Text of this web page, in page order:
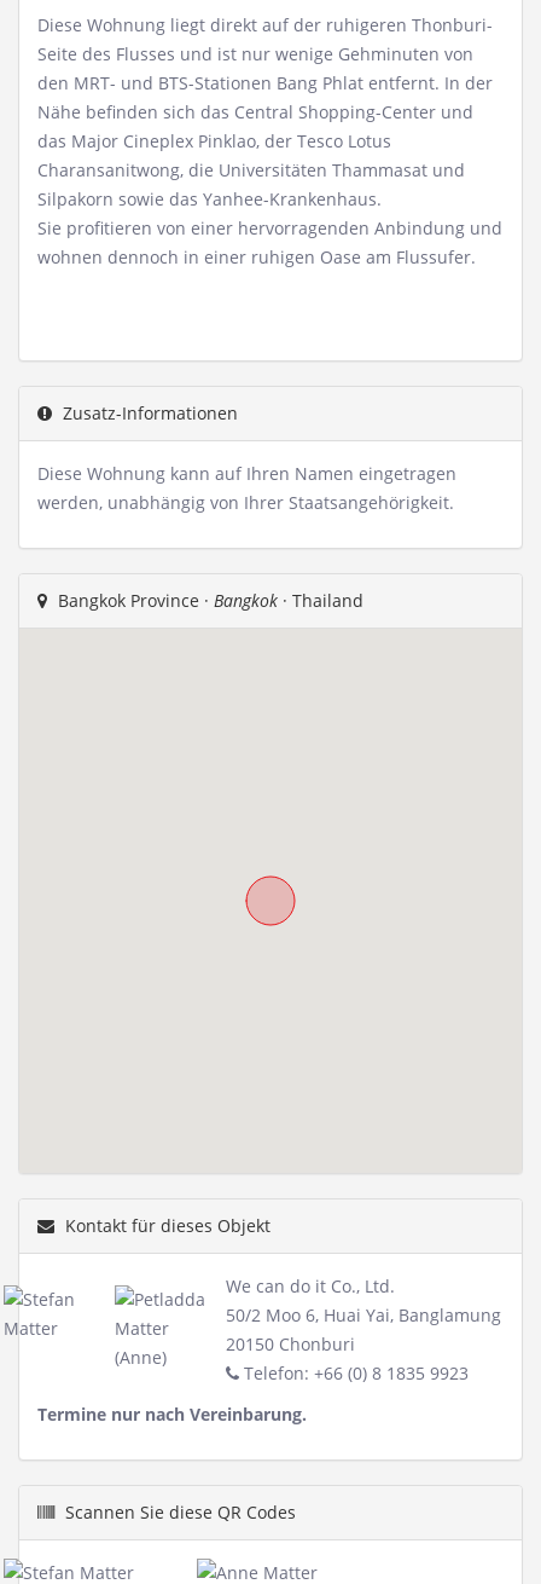
Diese Wohnung liegt direkt auf der ruhigeren Thonburi-
Seite des Flusses und ist nur wenige Gehminuten von
den MRT- und BTS-Stationen Bang Phlat entfernt. In der
Nähe befinden sich das Central Shopping-Center und
das Major Cineplex Pinklao, der Tesco Lotus
Charansanitwong, die Universitäten Thammasat und
Silpakorn sowie das Yanhee-Krankenhaus.
Sie profitieren von einer hervorragenden Anbindung und
wohnen dennoch in einer ruhigen Oase am Flussufer.
Zusatz-Informationen
Diese Wohnung kann auf Ihren Namen eingetragen
werden, unabhängig von Ihrer Staatsangehörigkeit.
Bangkok Province · Bangkok · Thailand
Kontakt für dieses Objekt
We can do it Co., Ltd.
50/2 Moo 6, Huai Yai, Banglamung
20150 Chonburi
Telefon: +66 (0) 8 1835 9923
Termine nur nach Vereinbarung.
Scannen Sie diese QR Codes